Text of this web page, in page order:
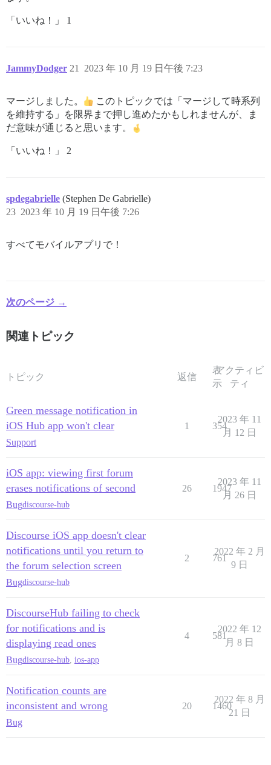
「いいね！」 1
JammyDodger 2023 年 10 月 19 日午後 7:23
21
マージしました。
このトピックでは「マージして時系列
を維持する」を限界まで押し進めたかもしれませんが、ま
だ意味が通じると思います。
「いいね！」 2
spdegabrielle (Stephen De Gabrielle)
2023 年 10 月 19 日午後 7:26
23
すべてモバイルアプリで！
次のページ →
関連トピック
トピック 返信
表
示
アクティビ
ティ
Green message notification in
iOS Hub app won't clear
Support
1 354
2023 年 11
月 12 日
iOS app: viewing first forum
erases notifications of second
Bugdiscourse-hub
26 1947
2023 年 11
月 26 日
Discourse iOS app doesn't clear
notifications until you return to
the forum selection screen
Bugdiscourse-hub
2 761
2022 年 2 月
9 日
DiscourseHub failing to check
for notifications and is
displaying read ones
Bugdiscourse-hub, ios-app
4 581
2022 年 12
月 8 日
Notification counts are
inconsistent and wrong
Bug
20 1460
2022 年 8 月
21 日